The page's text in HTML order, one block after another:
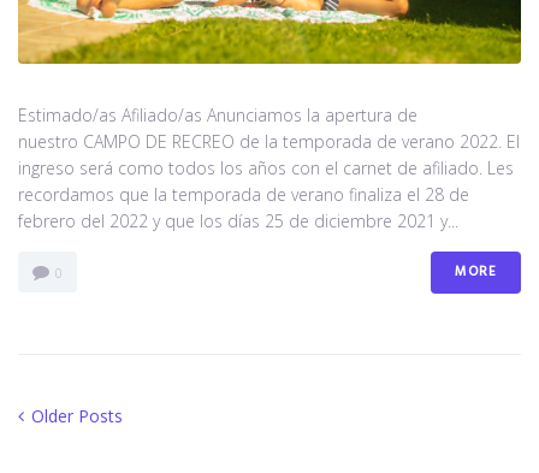
Estimado/as Afiliado/as Anunciamos la apertura de
nuestro CAMPO DE RECREO de la temporada de verano 2022. El
ingreso será como todos los años con el carnet de afiliado. Les
recordamos que la temporada de verano finaliza el 28 de
febrero del 2022 y que los días 25 de diciembre 2021 y...
0 MORE
Older Posts